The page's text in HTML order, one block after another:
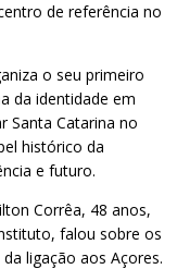
de referência no
o seu primeiro
da identidade em
Santa Catarina no
histórico da
e futuro.
Corrêa, 48 anos,
falou sobre os
ligação aos Açores.